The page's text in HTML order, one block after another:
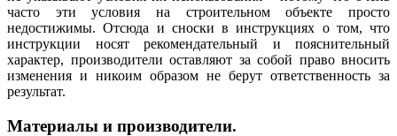
часто эти условия на строительном объекте просто
недостижимы. Отсюда и сноски в инструкциях о том, что
инструкции носят рекомендательный и пояснительный
характер, производители оставляют за собой право вносить
изменения и никоим образом не берут ответственность за
результат.
Материалы и производители.